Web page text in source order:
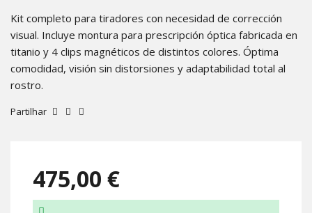
Kit completo para tiradores con necesidad de corrección
visual. Incluye montura para prescripción óptica fabricada en
titanio y 4 clips magnéticos de distintos colores. Óptima
comodidad, visión sin distorsiones y adaptabilidad total al
rostro.
Partilhar
475,00 €